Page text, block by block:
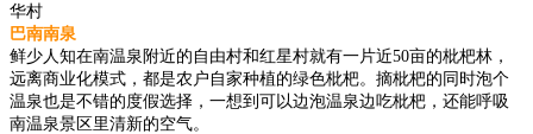
华村
巴南南泉
鲜少人知在南温泉附近的自由村和红星村就有一片近50亩的枇杷林，
远离商业化模式，都是农户自家种植的绿色枇杷。摘枇杷的同时泡个
温泉也是不错的度假选择，一想到可以边泡温泉边吃枇杷，还能呼吸
南温泉景区里清新的空气。